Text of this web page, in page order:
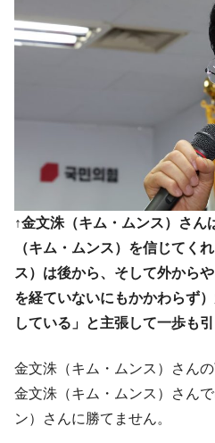
↑金文洙（キム・ムンス）さん
（キム・ムンス）を信じてく
ス）は後から、そして外から
を経ていないにもかかわらず
している」と主張して一歩も
金文洙（キム・ムンス）さん
金文洙（キム・ムンス）さん
ン）さんに勝てません。